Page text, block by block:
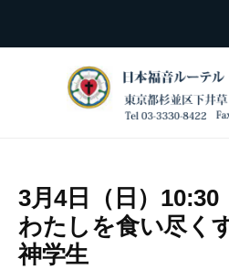
3月4日（日）
わたしを食い尽く
神学生